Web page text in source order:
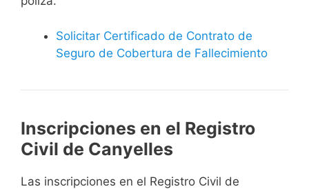
Solicitar Certificado de Contrato de
Seguro de Cobertura de Fallecimiento
Inscripciones en el Registro
Civil de Canyelles
Las inscripciones en el Registro Civil de